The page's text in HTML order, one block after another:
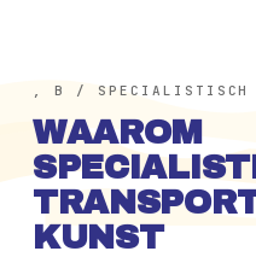
, B / SPECIALISTISCH
WAAROM
KUNST